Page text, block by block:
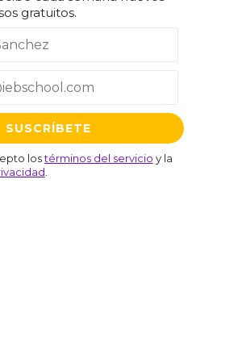
gratuitos.
lostérminos del servicio y la